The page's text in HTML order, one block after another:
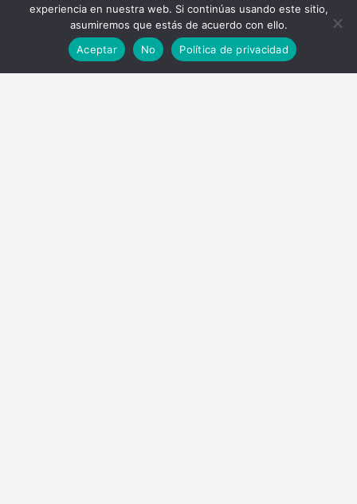
25 de octubre de 2025By DeiviSanzPlay
href="https://www.chusmeando.com/informatica-y-
tecnologia/chatgpt/como-obtener-la-api-de-
experiencia en nuestra web. Si continúas usando este sitio,
asumiremos que estás de acuerdo con ello.
Aceptar
No Política de privacidad